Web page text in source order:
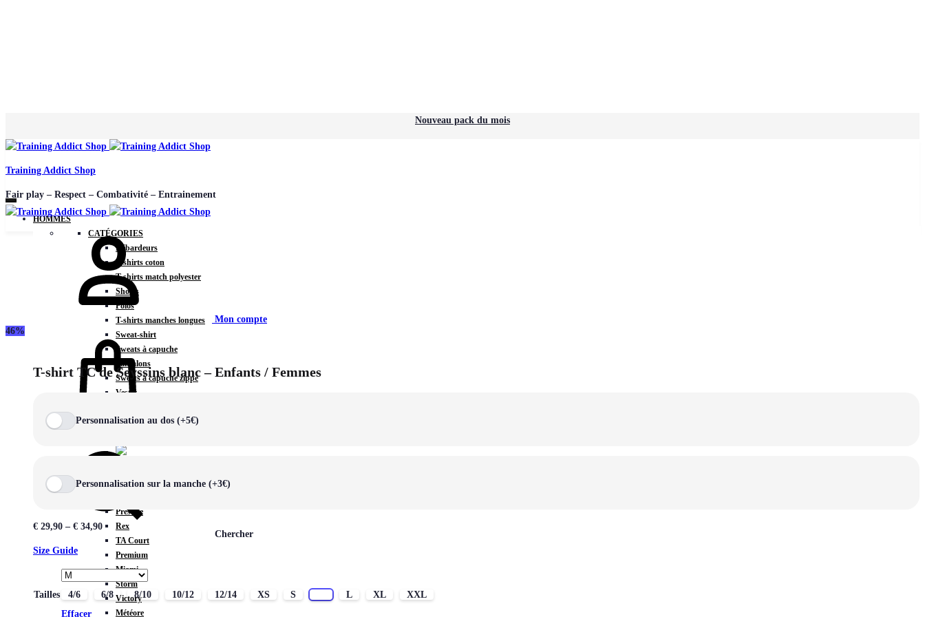
Nouveau pack du mois
Training Addict Shop
Fair play – Respect – Combativité – Entrainement
HOMMES
CATÉGORIES
Débardeurs
T-shirts coton
T-shirts match polyester
Shorts
Polos
T-shirts manches longues
Sweat-shirt
Sweats à capuche
Pantalons
Sweats à capuche zippé
Vestes
Prestige
Rex
TA Court
Premium
Miami
Storm
Victory
Météore
Mon compte
Chercher
46%
T-shirt TC de Seyssins blanc – Enfants / Femmes
Personnalisation au dos (+5€)
Personnalisation sur la manche (+3€)
€ 29,90 – € 34,90
Size Guide
Tailles 4/6 6/8 8/10 10/12 12/14 XS S L XL
XXL
Effacer